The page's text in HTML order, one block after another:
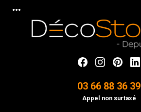
more_horiz
03 66 88 36 39
Appel non surtaxé